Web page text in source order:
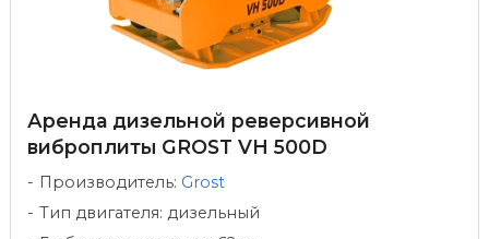
Аренда дизельной реверсивной
виброплиты GROST VH 500D
Производитель: Grost
Тип двигателя: дизельный